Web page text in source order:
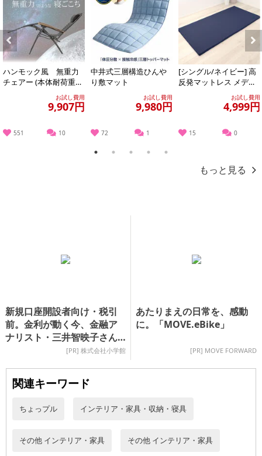
Previous
ハンモック風 無重力
チェアー (本体耐荷重：
100kg／枕、カバー、サ
お試し費用
9,907円
551 10
中井式三層構造ひんや
り敷マット
お試し費用
9,980円
72 1
[シングル/ネイビー] 高
反発マットレス メディ
カルスリーパートッパ
お試し費用
4,999円
15 0
Next
1 2 3 4 5
もっと見る
新規口座開設者向け・税引
前。金利が動く今、金融ア
ナリスト・三井智映子さん
が注目する定期預金を紹介
[PR] 株式会社小学館
あたりまえの日常を、感動
に。「MOVE.eBike」
[PR] MOVE FORWARD
関連キーワード
ちょっプル インテリア・家具・収納・寝具
その他 インテリア・家具 その他 インテリア・家具